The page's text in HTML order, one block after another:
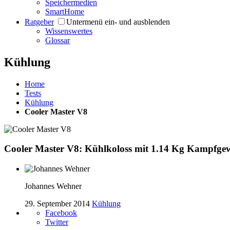
Speichermedien
SmartHome
Ratgeber
Untermenü ein- und ausblenden
Wissenswertes
Glossar
Kühlung
Home
Tests
Kühlung
Cooler Master V8
Cooler Master V8: Kühlkoloss mit 1.14 Kg
Johannes Wehner
29. September 2014 Kühlung
Facebook
Twitter